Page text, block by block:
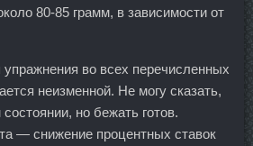
80-85 грамм, в зависимости от
во всех перечисленных
неизменной. Не могу сказать,
но бежать готов.
— снижение процентных ставок